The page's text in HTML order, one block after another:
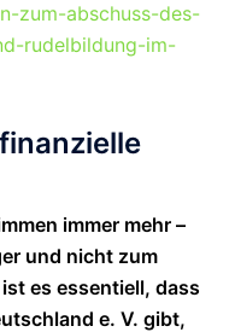
zum-abschuss-des-
rudelbildung-im-
immer mehr –
und nicht zum
es essentiell, dass
e. V. gibt,